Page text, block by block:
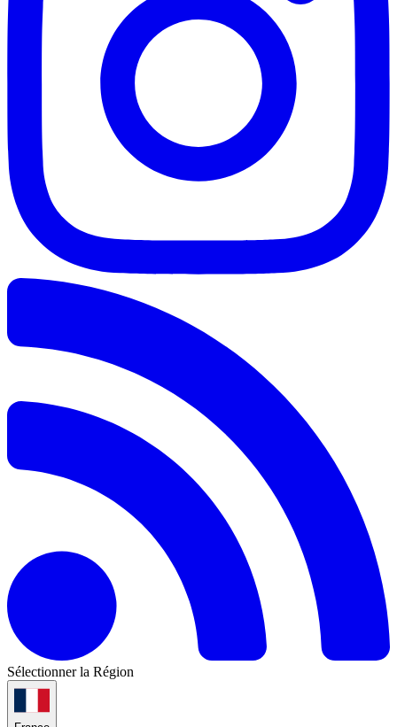
Sélectionner la Région